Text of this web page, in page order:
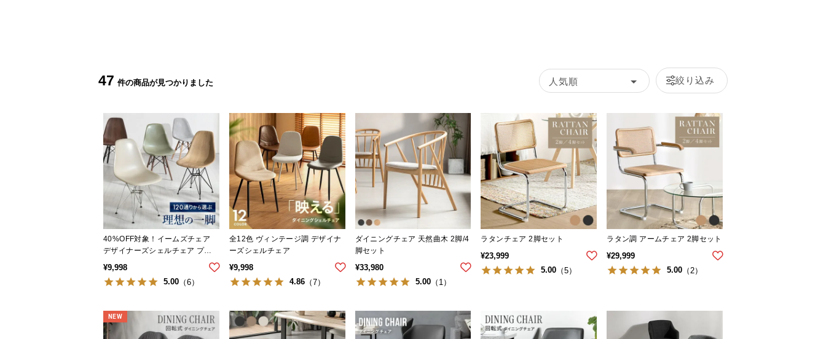
47 人気順 絞り込み
40%OFF対象！イームズチェア
デザイナーズシェルチェア プレ
¥9,998
5.00 （6）
全12色 ヴィンテージ調 デザイナ
ーズシェルチェア
¥9,998
4.86（7）
ダイニングチェア 天然曲木 2脚/4
脚セット
¥33,980
5.00（1）
ラタンチェア 2脚セット
¥23,999
5.00 （5）
ラタン調 アームチェア 2脚セット
¥29,999
5.00 （2）
NEW